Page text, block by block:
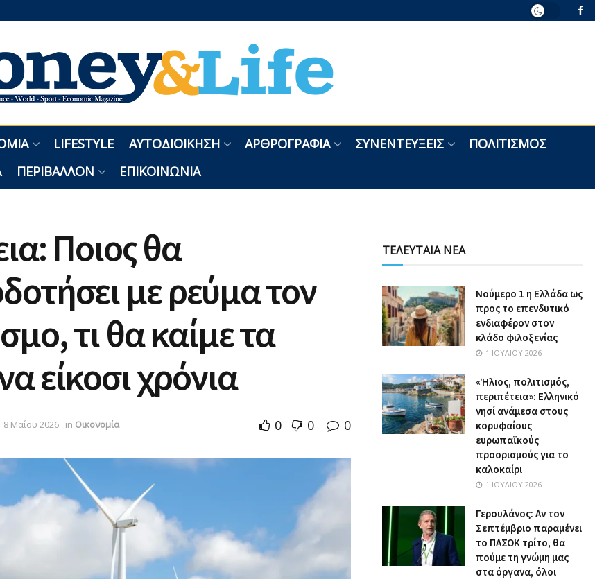
LIFESTYLE ΑΥΤΟΔΙΟΊΚΗΣΗ ΑΡΘΡΟΓΡΑΦΊΑ ΣΥΝΕΝΤΕΎΞΕΙΣ
ΠΟΛΙΤΙΣΜΌΣ
ΠΕΡΙΒΆΛΛΟΝ ΕΠΙΚΟΙΝΩΝΊΑ
Ποιος θα
με ρεύμα τον
τι θα καίμε τα
είκοσι χρόνια
8 Μαΐου 2026 in Οικονομία 0 0 0
ΤΕΛΕΥΤΑΙΑ ΝΕΑ
Nούμερο 1 η Ελλάδα ως
προς το επενδυτικό
ενδιαφέρον στον
κλάδο φιλοξενίας
1 ΙΟΥΛΊΟΥ 2026
«Ήλιος, πολιτισμός,
περιπέτεια»: Ελληνικό
νησί ανάμεσα στους
κορυφαίους
ευρωπαϊκούς
προορισμούς για το
καλοκαίρι
1 ΙΟΥΛΊΟΥ 2026
Γερουλάνος: Αν τον
Σεπτέμβριο παραμένει
το ΠΑΣΟΚ τρίτο, θα
πούμε τη γνώμη μας
στα όργανα, όλοι